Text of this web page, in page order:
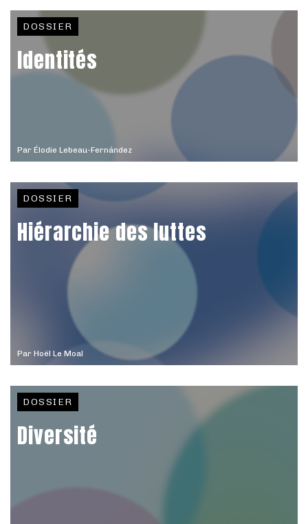
Par Élodie Lebeau-Fernández
DOSSIER
Identités
Par Hoël Le Moal
DOSSIER
Hiérarchie des luttes
DOSSIER
Diversité